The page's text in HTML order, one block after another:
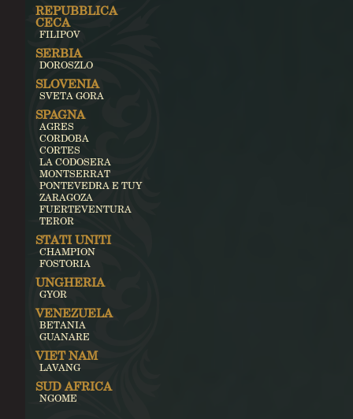
REPUBBLICA
CECA
FILIPOV
SERBIA
DOROSZLO
SLOVENIA
SVETA GORA
SPAGNA
AGRES
CORDOBA
CORTES
LA CODOSERA
MONTSERRAT
PONTEVEDRA E TUY
ZARAGOZA
FUERTEVENTURA
TEROR
STATI UNITI
CHAMPION
FOSTORIA
UNGHERIA
GYOR
VENEZUELA
BETANIA
GUANARE
VIET NAM
LAVANG
SUD AFRICA
NGOME